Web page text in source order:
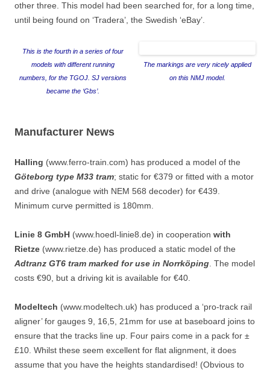
other three. This model had been searched for, for a long time,
until being found on ‘Tradera’, the Swedish ‘eBay’.
This is the fourth in a series of four
models with different running
numbers, for the TGOJ. SJ versions
became the ‘Gbs’.
The markings are very nicely applied
on this NMJ model.
Manufacturer News
Halling (www.ferro-train.com) has produced a model of the
Göteborg type M33 tram; static for €379 or fitted with a motor
and drive (analogue with NEM 568 decoder) for €439.
Minimum curve permitted is 180mm.
Linie 8 GmbH (www.hoedl-linie8.de) in cooperation with
Rietze (www.rietze.de) has produced a static model of the
Adtranz GT6 tram marked for use in Norrköping . The model
costs €90, but a driving kit is available for €40.
Modeltech (www.modeltech.uk) has produced a ‘pro-track rail
aligner’ for gauges 9, 16,5, 21mm for use at baseboard joins to
ensure that the tracks line up. Four pairs come in a pack for ±
£10. Whilst these seem excellent for flat alignment, it does
assume that you have the heights standardised! (Obvious to